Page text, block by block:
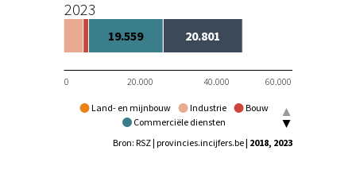
Land- en mijnbouw Industrie
Bouw
Commerciële diensten
0 20.000 40.000 60.000
2023
19.559 20.801
Bron: RSZ | provincies.incijfers.be| 2018, 2023